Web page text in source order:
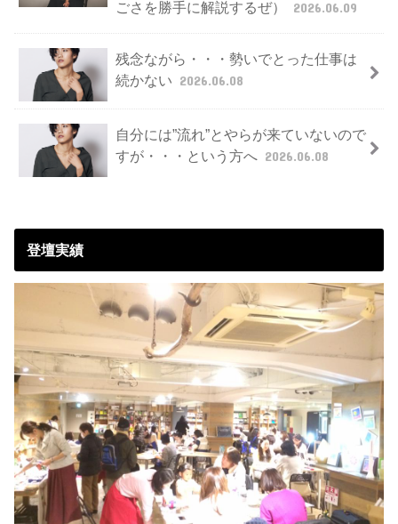
ごさを勝手に解説するぜ） 2026.06.09
残念ながら・・・勢いでとった仕事は
続かない 2026.06.08
自分には”流れ”とやらが来ていないので
すが・・・という方へ 2026.06.08
登壇実績